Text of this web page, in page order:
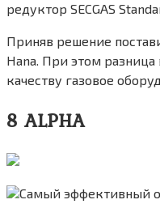
редуктор SECGAS
Приняв решение
Hana. При этом
качеству газовое
8 ALPHA
Самый эффективный